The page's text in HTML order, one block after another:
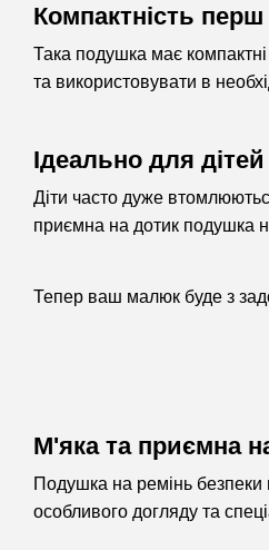
Компактність перш
Така подушка має компактні
та використовувати в
Ідеально для дітей
Діти часто дуже
приємна на дотик подушка
Тепeр ваш малюк буде з
М'яка та приємна
Подушка на ремінь безпеки
особливого догляду та